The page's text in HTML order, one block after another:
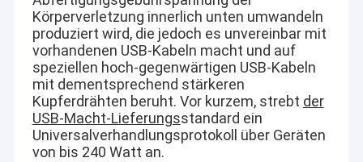
Körperverletzung innerlich unten umwandeln
produziert wird, die jedoch es unvereinbar mit
vorhandenen USB-Kabeln macht und auf
speziellen hoch-gegenwärtigen USB-Kabeln
mit dementsprechend stärkeren
Kupferdrähten beruht. Vor kurzem, strebt der
USB-Macht-Lieferungsstandard ein
Universalverhandlungsprotokoll über Geräten
von bis 240 Watt an.